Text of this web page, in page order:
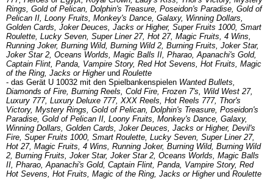
Rings, Gold of Pelican, Dolphin's Treasure, Poseidon's Paradise, Gold of
Pelican II, Loony Fruits, Monkey's Dance, Galaxy, Winning Dollars,
Golden Cards, Joker Deuces, Jacks or Higher, Super Fruits 1000, Smart
Roulette, Lucky Seven, Super Liner 27, Hot 27, Magic Fruits, 4 Wins,
Running Joker, Burning Wild, Burning Wild 2, Burning Fruits, Joker Star,
Joker Star 2, Oceans Worlds, Magic Balls II, Pharao, Apanachi's Gold,
Captain Flint, Panda, Vampire Story, Red Hot Sevens, Hot Fruits, Magic
of the Ring, Jacks or Higherund Roulette
- das Gerät U 10032 mit den Spielbankenspielen Wanted Bullets,
Diamonds of Fire, Burning Reels, Cold Fire, Frozen 7's, Wild West 27,
Luxury 777, Luxury Deluxe 777, XXX Reels, Hot Reels 777, Thor's
Victory, Mystery Rings, Gold of Pelican, Dolphin's Treasure, Poseidon's
Paradise, Gold of Pelican II, Loony Fruits, Monkey's Dance, Galaxy,
Winning Dollars, Golden Cards, Joker Deuces, Jacks or Higher, Devil's
Fire, Super Fruits 1000, Smart Roulette, Lucky Seven, Super Liner 27,
Hot 27, Magic Fruits, 4 Wins, Running Joker, Burning Wild, Burning Wild
2, Burning Fruits, Joker Star, Joker Star 2, Oceans Worlds, Magic Balls
II, Pharao, Apanachi's Gold, Captain Flint, Panda, Vampire Story, Red
Hot Sevens, Hot Fruits, Magic of the Ring, Jacks or Higherund Roulette